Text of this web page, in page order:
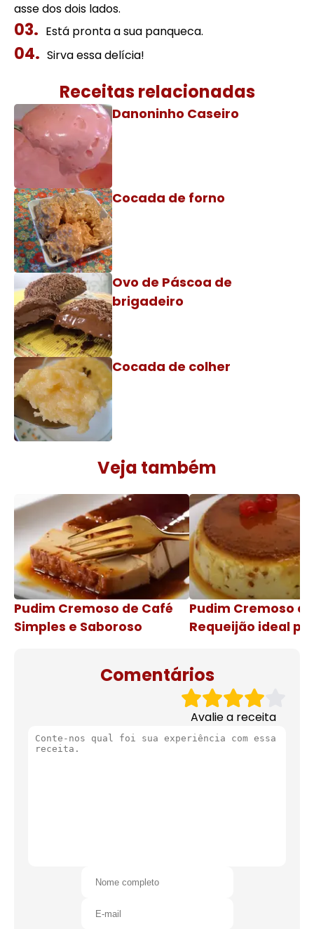
asse dos dois lados.
Está pronta a sua panqueca.
Sirva essa delícia!
Receitas relacionadas
Danoninho Caseiro
Cocada de forno
Ovo de Páscoa de
brigadeiro
Cocada de colher
Veja também
Pudim Cremoso de Café
Simples e Saboroso
Pudim Cremoso
Requeijão ideal
Comentários
Avalie a receita